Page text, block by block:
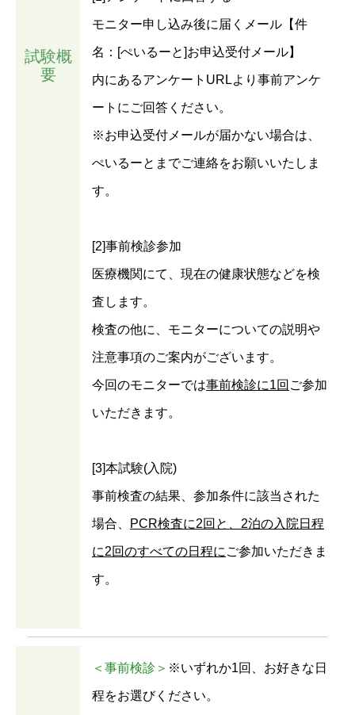
試験概
要
モニター申し込み後に届くメール【件
名：[ぺいるーと]お申込受付メール】
内にあるアンケートURLより事前アンケ
ートにご回答ください。
※お申込受付メールが届かない場合は、
ぺいるーとまでご連絡をお願いいたしま
す。
[2]事前検診参加
医療機関にて、現在の健康状態などを検
査します。
検査の他に、モニターについての説明や
注意事項のご案内がございます。
今回のモニターでは事前検診に1回 ご参加
いただきます。
[3]本試験(入院)
事前検査の結果、参加条件に該当された
場合、 PCR検査に2回と、2泊の入院日程
に2回のすべての日程に ご参加いただきま
す。
＜事前検診＞ ※いずれか1回、お好きな日
程をお選びください。